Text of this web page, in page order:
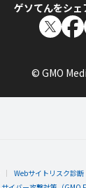
ゲソてんをシェ
© GMO
Webサイトリスク診断